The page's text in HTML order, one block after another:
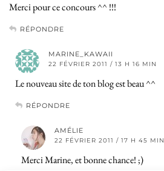
Merci pour ce concours ^^ !!!
RÉPONDRE
MARINE_KAWAII
22 FÉVRIER 2011 / 13 H 16 MIN
Le nouveau site de ton blog est beau ^^
RÉPONDRE
AMÉLIE
22 FÉVRIER 2011 / 17 H 45 MIN
Merci Marine, et bonne chance! ;)